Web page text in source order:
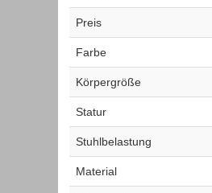
Preis
Farbe
Körpergröße
Statur
Stuhlbelastung
Material